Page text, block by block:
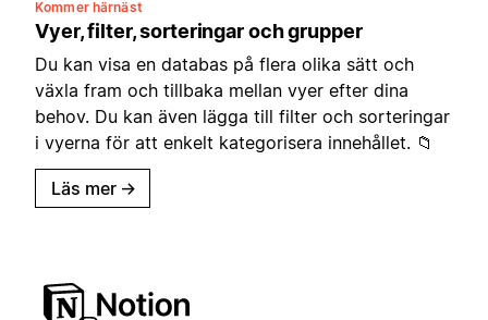
Kommer härnäst
Vyer, filter, sorteringar och grupper
Du kan visa en databas på flera olika sätt och
växla fram och tillbaka mellan vyer efter dina
behov. Du kan även lägga till filter och sorteringar
i vyerna för att enkelt kategorisera innehållet. 📁
Läs mer →